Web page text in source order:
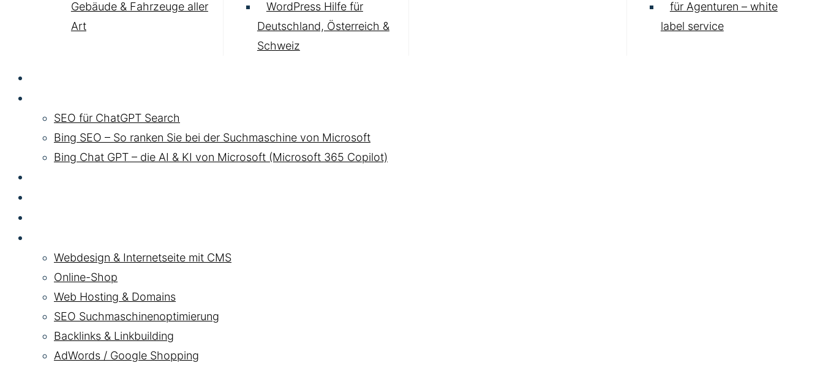
Gebäude & Fahrzeuge aller
Art
WordPress Hilfe für
Deutschland, Österreich &
Schweiz
für Agenturen – white
label service
SEO für ChatGPT Search
Bing SEO – So ranken Sie bei der Suchmaschine von Microsoft
Bing Chat GPT – die AI & KI von Microsoft (Microsoft 365 Copilot)
Webdesign & Internetseite mit CMS
Online-Shop
Web Hosting & Domains
SEO Suchmaschinenoptimierung
Backlinks & Linkbuilding
AdWords / Google Shopping